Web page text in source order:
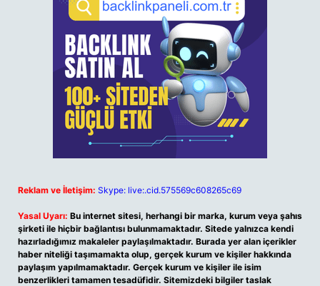
Reklam ve İletişim: Skype: live:.cid.575569c608265c69
Yasal Uyarı: Bu internet sitesi, herhangi bir marka, kurum veya şahıs
şirketi ile hiçbir bağlantısı bulunmamaktadır. Sitede yalnızca kendi
hazırladığımız makaleler paylaşılmaktadır. Burada yer alan içerikler
haber niteliği taşımamakta olup, gerçek kurum ve kişiler hakkında
paylaşım yapılmamaktadır. Gerçek kurum ve kişiler ile isim
benzerlikleri tamamen tesadüfidir. Sitemizdeki bilgiler taslak